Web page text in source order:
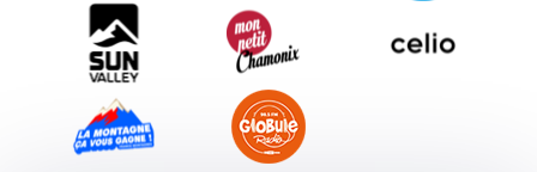
Tourisme et handicap